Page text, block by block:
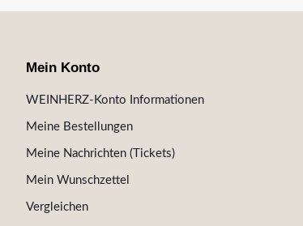
Mein Konto
WEINHERZ-Konto Informationen
Meine Bestellungen
Meine Nachrichten (Tickets)
Mein Wunschzettel
Vergleichen